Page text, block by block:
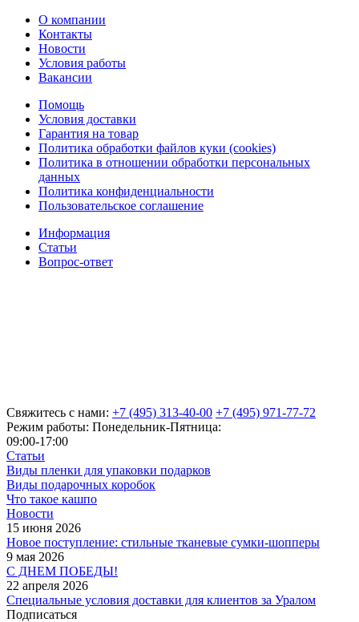
О компании
Контакты
Новости
Условия работы
Вакансии
Помощь
Условия доставки
Гарантия на товар
Политика обработки файлов куки (cookies)
Политика в отношении обработки персональных
данных
Политика конфиденциальности
Пользовательское соглашение
Информация
Статьи
Вопрос-ответ
Свяжитесь с нами: +7 (495) 313-40-00 +7 (495) 971-77-72
Режим работы: Понедельник-Пятница:
09:00-17:00
Статьи
Виды пленки для упаковки подарков
Виды подарочных коробок
Что такое кашпо
Новости
15 июня 2026
Новое поступление: стильные тканевые сумки-шопперы
9 мая 2026
С ДНЕМ ПОБЕДЫ!
22 апреля 2026
Специальные условия доставки для клиентов за Уралом
Подписаться